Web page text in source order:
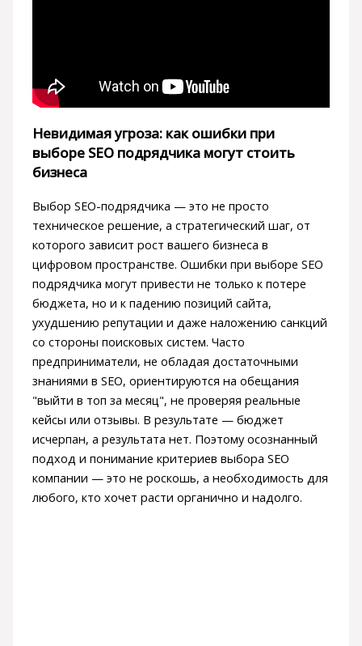
Невидимая угроза: как ошибки при
выборе SEO подрядчика могут стоить
бизнеса
Выбор SEO-подрядчика — это не просто
техническое решение, а стратегический шаг, от
которого зависит рост вашего бизнеса в
цифровом пространстве. Ошибки при выборе SEO
подрядчика могут привести не только к потере
бюджета, но и к падению позиций сайта,
ухудшению репутации и даже наложению санкций
со стороны поисковых систем. Часто
предприниматели, не обладая достаточными
знаниями в SEO, ориентируются на обещания
"выйти в топ за месяц", не проверяя реальные
кейсы или отзывы. В результате — бюджет
исчерпан, а результата нет. Поэтому осознанный
подход и понимание критериев выбора SEO
компании — это не роскошь, а необходимость для
любого, кто хочет расти органично и надолго.